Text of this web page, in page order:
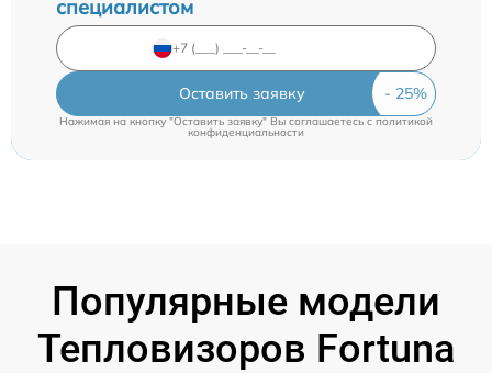
специалистом
Оставить заявку
Нажимая на кнопку "Оставить заявку" Вы соглашаетесь cполитикой
конфиденциальности
Популярные модели
Тепловизоров Fortuna